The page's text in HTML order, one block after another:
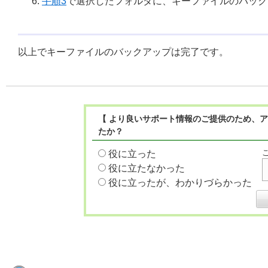
以上でキーファイルのバックアップは完了です。
【 より良いサポート情報のご提供のため
たか？
役に立った
役に立たなかった
役に立ったが、わかりづらかった